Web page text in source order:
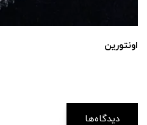
اونتورین
دیدگاه‌ها